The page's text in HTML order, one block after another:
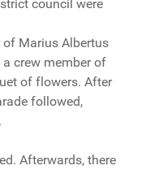
council were
Marius Albertus
crew member of
of flowers. After
followed,
Afterwards, there